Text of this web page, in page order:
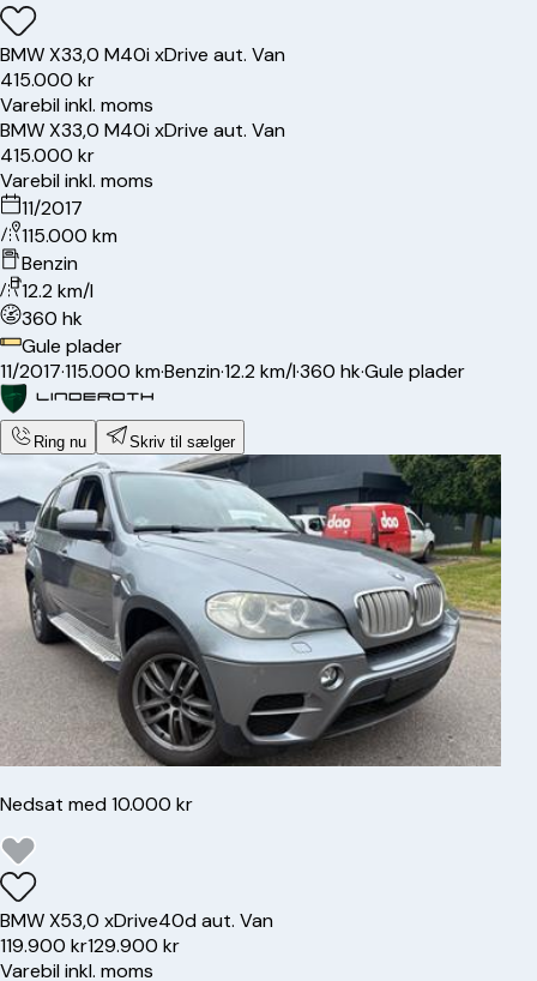
BMWX33,0 M40i xDrive aut. Van
415.000 kr
Varebil inkl. moms
BMWX33,0 M40i xDrive aut. Van
415.000 kr
Varebil inkl. moms
11/2017
115.000 km
Benzin
12.2 km/l
360 hk
Gule plader
11/2017·115.000 km·Benzin·12.2 km/l·360 hk·Gule plader
Ring nu Skriv til sælger
Nedsat med 10.000 kr
BMWX53,0 xDrive40d aut. Van
119.900 kr129.900 kr
Varebil inkl. moms